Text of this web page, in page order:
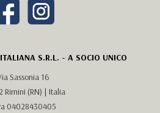
S.R.L. - A SOCIO UNICO
Sassonia 16
Rimini (RN) | Italia
04028430405